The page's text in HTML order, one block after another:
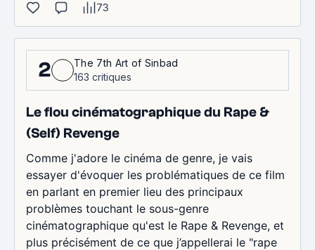
73
2
The 7th Art of Sinbad
163 critiques
Le flou cinématographique du Rape &
(Self) Revenge
Comme j'adore le cinéma de genre, je vais
essayer d'évoquer les problématiques de ce film
en parlant en premier lieu des principaux
problèmes touchant le sous-genre
cinématographique qu'est le Rape & Revenge, et
plus précisément de ce que j’appellerai le "rape